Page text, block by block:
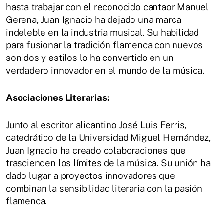
hasta trabajar con el reconocido cantaor Manuel
Gerena, Juan Ignacio ha dejado una marca
indeleble en la industria musical. Su habilidad
para fusionar la tradición flamenca con nuevos
sonidos y estilos lo ha convertido en un
verdadero innovador en el mundo de la música.
Asociaciones Literarias:
Junto al escritor alicantino José Luis Ferris,
catedrático de la Universidad Miguel Hernández,
Juan Ignacio ha creado colaboraciones que
trascienden los límites de la música. Su unión ha
dado lugar a proyectos innovadores que
combinan la sensibilidad literaria con la pasión
flamenca.